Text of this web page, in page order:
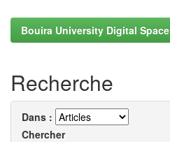
Bouira University Digital Space
Recherche
Dans :
Chercher